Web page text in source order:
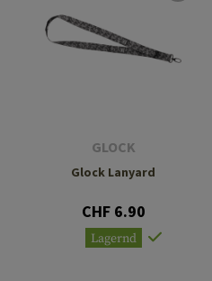
GLOCK
Glock Lanyard
CHF 6.90
Lagernd